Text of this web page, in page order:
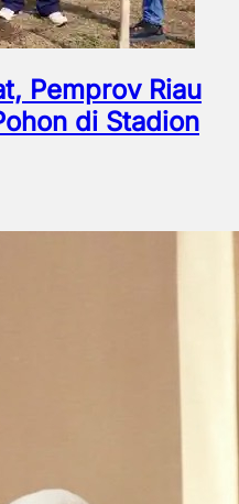
Pemprov Riau
di Stadion